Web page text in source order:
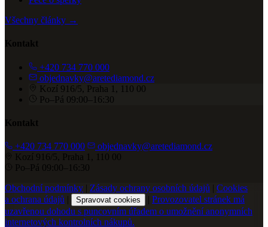
Všechny články →
Kontakt
+420 734 770 000
objednavky@aretediamond.cz
Kozí 916/5, Praha 1, 110 00
Po–Pá 09:00–16:30
Kontakt
+420 734 770 000
objednavky@aretediamond.cz
Kozí 916/5, Praha 1, 110 00
Po–Pá 09:00–16:30
Obchodní podmínky | Zásady ochrany osobních údajů | Cookies
a ochrana údajů | Spravovat cookies | Provozovatel stránek má
uzavřenou dohodu s puncovním úřadem o umožnění anonymních
internetových kontrolních nákupů.